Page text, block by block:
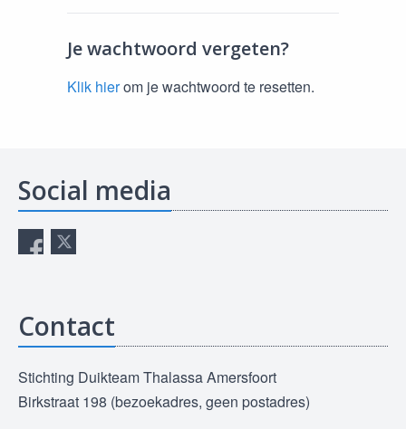
Je wachtwoord vergeten?
Klik hierom je wachtwoord te resetten.
Social media
Contact
Stichting Duikteam Thalassa Amersfoort
Birkstraat 198 (bezoekadres, geen postadres)